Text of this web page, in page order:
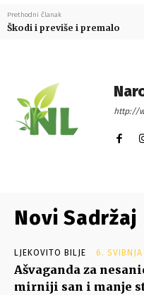
Prethodni članak
Škodi i previše i premalo
http://
Novi Sadržaj
LJEKOVITO BILJE 6.
Ašvaganda za
mirniji san i manje